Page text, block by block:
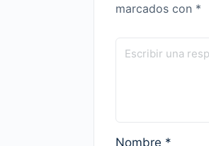
marcados con *
Nombre *